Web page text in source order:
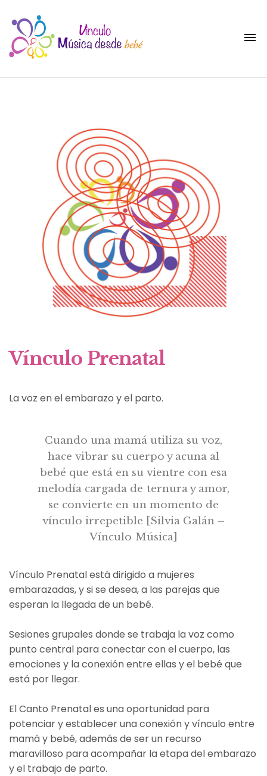
Vínculo Prenatal
La voz en el embarazo y el parto.
Cuando una mamá utiliza su voz,
hace vibrar su cuerpo y acuna al
bebé que está en su vientre con esa
melodía cargada de ternura y amor,
se convierte en un momento de
vínculo irrepetible [Silvia Galán –
Vínculo Música]
Vínculo Prenatal está dirigido a mujeres
embarazadas, y si se desea, a las parejas que
esperan la llegada de un bebé.
Sesiones grupales donde se trabaja la voz como
punto central para conectar con el cuerpo, las
emociones y la conexión entre ellas y el bebé que
está por llegar.
El Canto Prenatal es una oportunidad para
potenciar y establecer una conexión y vínculo entre
mamá y bebé, además de ser un recurso
maravilloso para acompañar la etapa del embarazo
y el trabajo de parto.